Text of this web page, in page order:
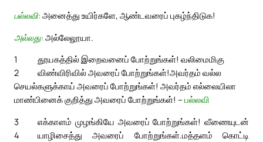
பல்லவி: அனைத்து உயிர்களே, ஆண்டவரைப் புகழ்ந்திடுக!
அல்லது: அல்லேலூயா.
1
தூயகத்தில் இறைவனைப் போற்றுங்கள்! வலிமைமிகு
விண்விரிவில் அவரைப் போற்றுங்கள்!
2
அவர்தம் வல்ல
செயல்களுக்காய் அவரைப் போற்றுங்கள்! அவர்தம் எல்லையிலா
மாண்பினைக் குறித்து அவரைப் போற்றுங்கள்! – பல்லவி
3
எக்காளம் முழங்கியே அவரைப் போற்றுங்கள்! வீணையுடன்
யாழிசைத்து அவரைப் போற்றுங்கள்.
4
மத்தளம் கொட்டி